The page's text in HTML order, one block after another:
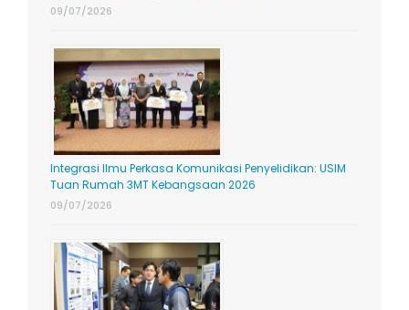
09/07/2026
Integrasi Ilmu Perkasa Komunikasi Penyelidikan: USIM
Tuan Rumah 3MT Kebangsaan 2026
09/07/2026